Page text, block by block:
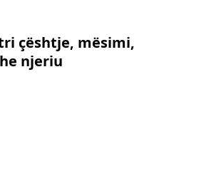
çështje, mësimi,
njeriu